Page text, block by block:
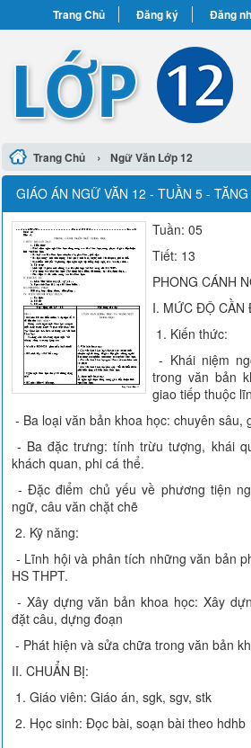
Trang Chủ Đăng ký Đăng
Trang Chủ › Ngữ Văn Lớp 12
GIÁO ÁN NGỮ VĂN 12 - TUẦN 5 -
Tuần: 05
Tiết: 13
PHONG CÁNH
I. MỨC ĐỘ CẦN
1. Kiến thức:
- Khái niệm
trong văn bản
giao tiếp thuộc
- Ba loại văn bản khoa học: chuyên sâu,
- Ba đặc trưng: tính trừu tượng, khái
khách quan, phi cá thể.
- Đặc điểm chủ yếu về phương tiện
ngữ, câu văn chặt chẽ
2. Kỹ năng:
- Lĩnh hội và phân tích những văn bản
HS THPT.
- Xây dựng văn bản khoa học: Xây
đặt câu, dựng đoạn
- Phát hiện và sửa chữa trong văn bản
II. CHUẨN BỊ:
1. Giáo viên: Giáo án, sgk, sgv, stk
2. Học sinh: Đọc bài, soạn bài theo hdhb